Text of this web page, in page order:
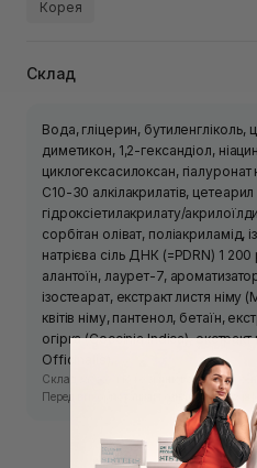
Корея
Склад
Вода, гліцерин, бутиленгліколь,
диметикон, 1,2-гександіол,
циклогексасилоксан,
C10-30 алкілакрилатів, цетеарил
гідроксіетилакрилату/
сорбітан оліват,
натрієва сіль ДНК (=PDRN) 1
алантоїн, лаурет-7,
ізостеарат, екстракт листя німу
квітів німу, пантенол, бетаїн,
огірка (Coccinia Indica),
Officinalis).
Склад засобу може змінюватись
Перед використанням ознайомтесь з